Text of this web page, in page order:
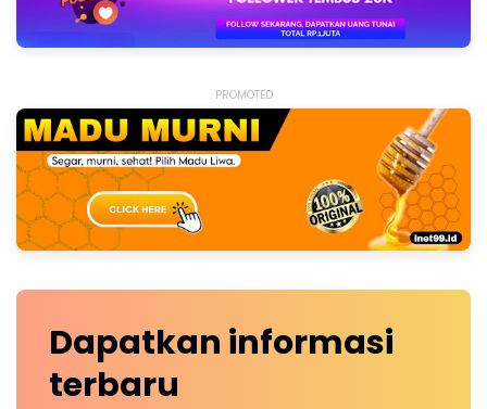
PROMOTED
Dapatkan informasi
terbaru